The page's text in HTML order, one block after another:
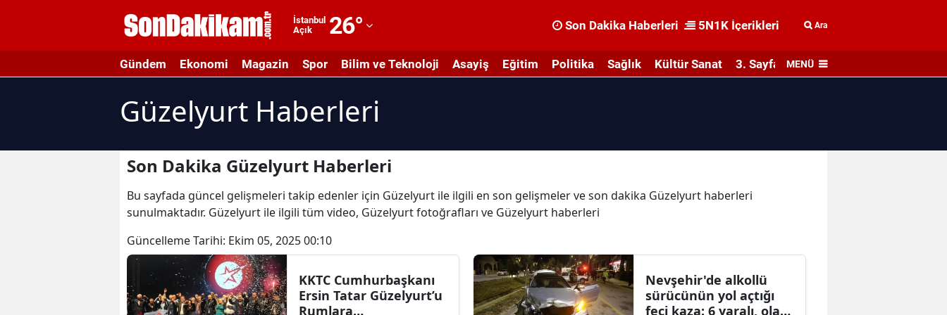
İstanbul
Açık
26°
Adıyaman
Afyonkarahisar
Amasya
Antalya
Artvin
Aydın
Balıkesir
Son Dakika Haberleri 5N1K İçerikleri Ara
Gündem Ekonomi Magazin Spor Bilim ve Teknoloji Asayiş Eğitim Politika Sağlık Kültür Sanat 3. Sayfa MENÜ
Güzelyurt Haberleri
Son Dakika Güzelyurt Haberleri
Bu sayfada güncel gelişmeleri takip edenler için Güzelyurt ile ilgili en son gelişmeler ve son dakika Güzelyurt haberleri
sunulmaktadır. Güzelyurt ile ilgili tüm video, Güzelyurt fotoğrafları ve Güzelyurt haberleri
Güncelleme Tarihi: Ekim 05, 2025 00:10
KKTC Cumhurbaşkanı
Ersin Tatar Güzelyurt’u
Rumlara
Nevşehir'de alkollü
sürücünün yol açtığı
feci kaza: 6 yaralı, olay